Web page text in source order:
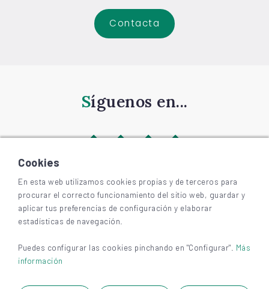
Contacta
Síguenos en...
©2026 BIZKAIAGARA
Accesibilidad
Aviso legal y privacidad
Cookies
En esta web utilizamos cookies propias y de terceros para
procurar el correcto funcionamiento del sitio web, guardar y
aplicar tus preferencias de configuración y elaborar
estadísticas de navegación.
Puedes configurar las cookies pinchando en "Configurar". Más
información